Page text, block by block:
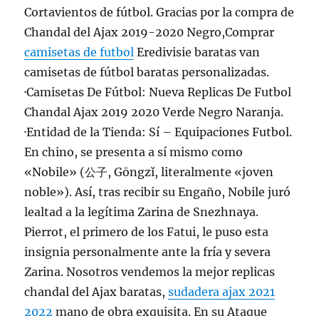
Cortavientos de fútbol. Gracias por la compra de
Chandal del Ajax 2019-2020 Negro,Comprar
camisetas de futbol Eredivisie baratas van
camisetas de fútbol baratas personalizadas.
·Camisetas De Fútbol: Nueva Replicas De Futbol
Chandal Ajax 2019 2020 Verde Negro Naranja.
·Entidad de la Tienda: Sí – Equipaciones Futbol.
En chino, se presenta a sí mismo como
«Nobile» (公子, Gōngzǐ, literalmente «joven
noble»). Así, tras recibir su Engaño, Nobile juró
lealtad a la legítima Zarina de Snezhnaya.
Pierrot, el primero de los Fatui, le puso esta
insignia personalmente ante la fría y severa
Zarina. Nosotros vendemos la mejor replicas
chandal del Ajax baratas,sudadera ajax 2021
2022 mano de obra exquisita. En su Ataque